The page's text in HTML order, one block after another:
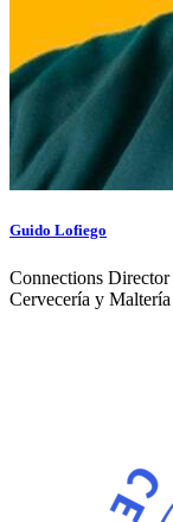
Guido Lofiego
Connections Director
Cervecería y